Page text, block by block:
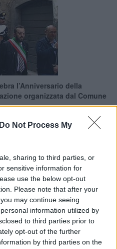
Do Not Process My
sharing to third parties, or
sensitive information for
use the below opt-out
Please note that after your
may continue seeing
information utilized by
to third parties prior to
opt-out of the further
by third parties on the
l’Anniversario della
organizzata dal Comune
sempre carico di suggestione
sempre più rara di chi,
momento storico, prevede
del corteo da Piazza
di Musica “Henze”, la sfilata
delle associazioni giungerà
il barbaro assassinio da parte